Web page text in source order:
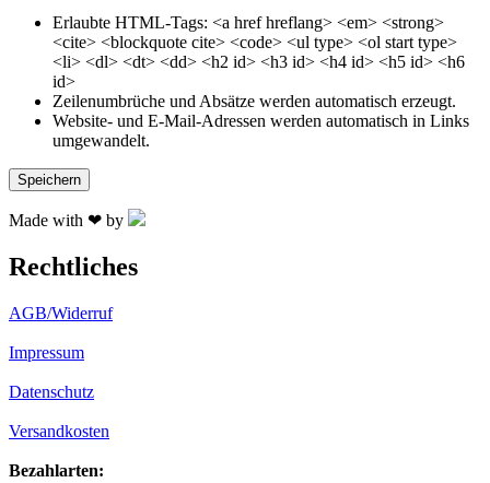
Erlaubte HTML-Tags: <a href hreflang> <em> <strong>
<cite> <blockquote cite> <code> <ul type> <ol start type>
<li> <dl> <dt> <dd> <h2 id> <h3 id> <h4 id> <h5 id> <h6
id>
Zeilenumbrüche und Absätze werden automatisch erzeugt.
Website- und E-Mail-Adressen werden automatisch in Links
umgewandelt.
Made with ❤ by
Rechtliches
AGB/Widerruf
Impressum
Datenschutz
Versandkosten
Bezahlarten: